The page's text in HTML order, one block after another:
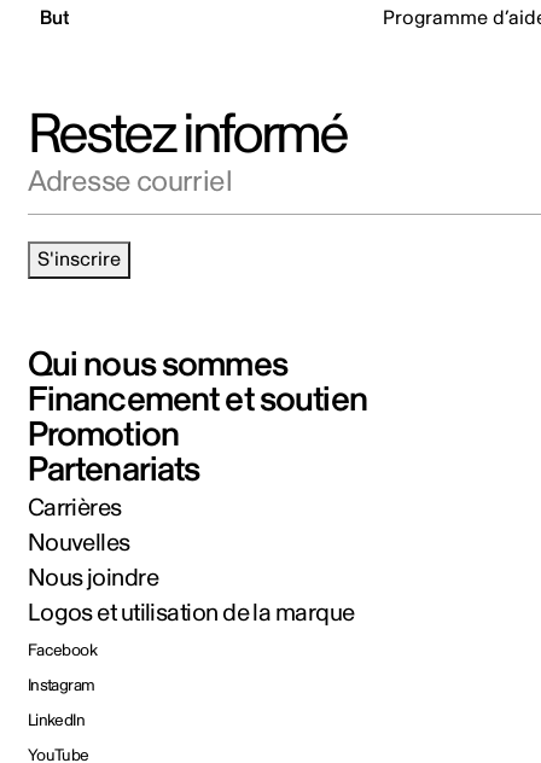
But Programme
Restez informé
S'inscrire
Qui nous sommes
Financement et soutien
Promotion
Partenariats
Carrières
Nouvelles
Nous joindre
Logos et utilisation de la marque
Facebook
Instagram
LinkedIn
YouTube